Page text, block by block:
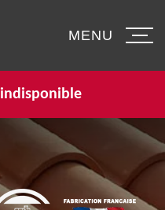
indisponible
MENU